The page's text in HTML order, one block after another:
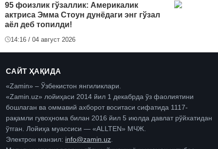
95 фоизлик гўзаллик: Америкалик
актриса Эмма Стоун дунёдаги энг гўзал
аёл деб топилди!
14:16 / 04 август 2026
САЙТ ҲАҚИДА
«Zamin» – Ўзбекистон янгиликлари.
«Zamin.uz» лойиҳаси 2014 йил 1 декабрда ўз фаолиятини
бошлаган ва оммавий ахборот воситаси сифатида 1117-
рақамли гувоҳнома билан 2016 йил 5 июлда давлат рўйхатидан
ўтган. Лойиҳа муассиси — «ALLTEN» МЧЖ.
Электрон манзил: info@zamin.uz